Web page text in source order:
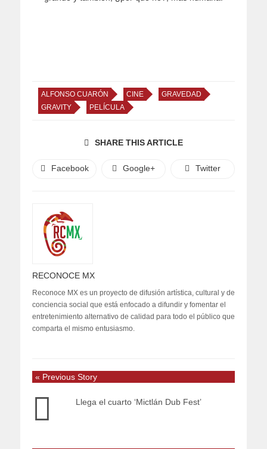
ALFONSO CUARÓN CINE
GRAVEDAD
GRAVITY
PELÍCULA
SHARE THIS ARTICLE
Facebook Google+ Twitter
RECONOCE MX
Reconoce MX es un proyecto de difusión artística, cultural y de
conciencia social que está enfocado a difundir y fomentar el
entretenimiento alternativo de calidad para todo el público que
comparta el mismo entusiasmo.
« Previous Story
Llega el cuarto ‘Mictlán Dub Fest’